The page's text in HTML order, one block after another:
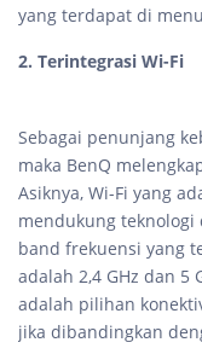
yang terdapat di
2. Terintegrasi Wi-Fi
Sebagai penunjang
maka BenQ
Asiknya, Wi-Fi yang
mendukung
band frekuensi yang
adalah 2,4 GHz dan 5
adalah pilihan
jika dibandingkan